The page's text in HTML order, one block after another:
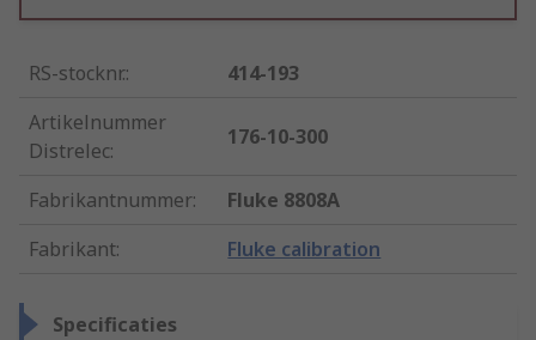
RS-stocknr.:
414-193
Artikelnummer
Distrelec:
176-10-300
Fabrikantnummer:
Fluke 8808A
Fabrikant: Fluke calibration
Specificaties